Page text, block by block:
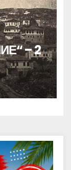
– 2